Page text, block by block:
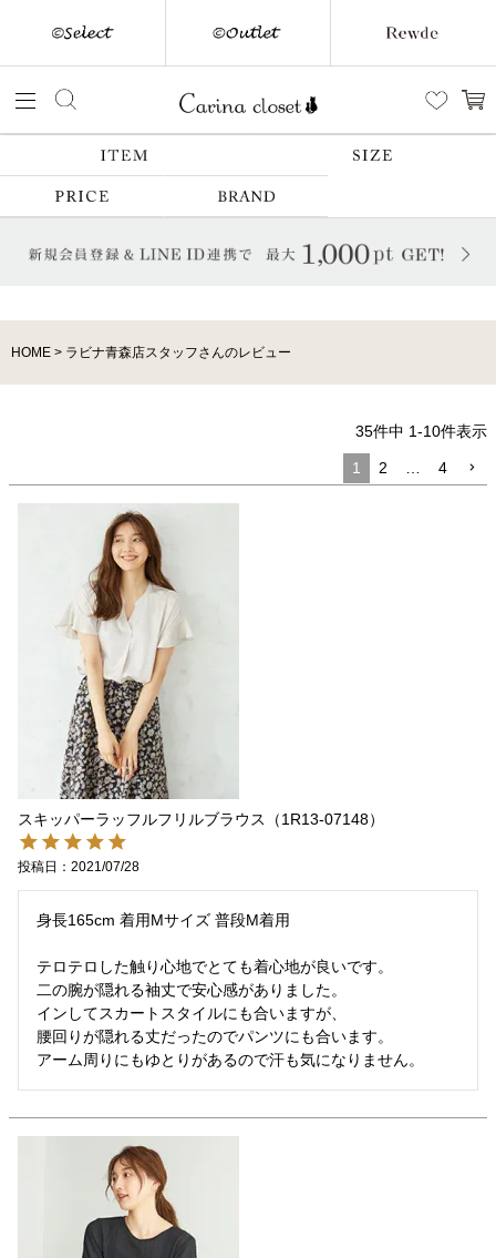
HOME ラビナ青森店スタッフさんのレビュー
35件中 1-10件表示
1 2 4
スキッパーラッフルフリルブラウス（1R13-07148）
投稿日 2021/07/28
身長165cm 着用Mサイズ 普段M着用
テロテロした触り心地でとても着心地が良いです。
二の腕が隠れる袖丈で安心感がありました。
インしてスカートスタイルにも合いますが、
腰回りが隠れる丈だったのでパンツにも合います。
アーム周りにもゆとりがあるので汗も気になりません。